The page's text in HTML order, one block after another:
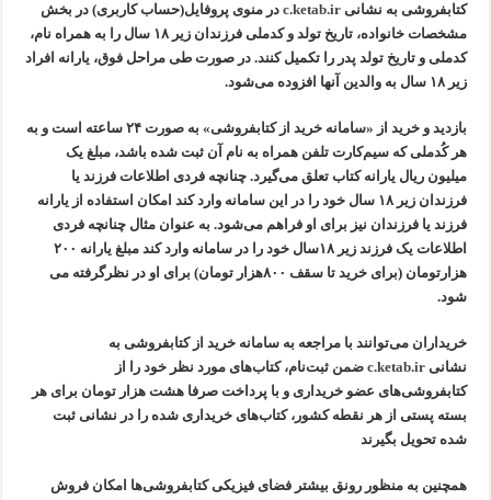
کتابفروشی به نشانیc.ketab.ir در منوی پروفایل(حساب کاربری) در بخش
مشخصات خانواده، تاریخ تولد و کدملی فرزندان زیر ۱۸ سال را به همراه نام،
کدملی و تاریخ تولد پدر را تکمیل کنند. در صورت طی مراحل فوق، یارانه افراد
زیر ۱۸ سال به والدین آنها افزوده می‌شود.
بازدید و خرید از «سامانه خرید از کتابفروشی» به صورت ۲۴ ساعته است و به
هر کُدملی که سیم‌کارت تلفن همراه به نام آن ثبت شده باشد، مبلغ یک
‌میلیون ریال یارانه کتاب تعلق می‌گیرد. چنانچه فردی اطلاعات فرزند یا
فرزندان زیر ۱۸ سال خود را در این سامانه وارد کند امکان استفاده از یارانه
فرزند یا فرزندان نیز برای او فراهم می‌شود. به عنوان مثال چنانچه فردی
اطلاعات یک فرزند زیر ۱۸سال خود را در سامانه وارد کند مبلغ یارانه ۲۰۰
هزارتومان (برای خرید تا سقف ۸۰۰هزار تومان) برای او در نظرگرفته می
شود.
خریداران می‌توانند با مراجعه به سامانه خرید از کتابفروشی به
نشانیc.ketab.ir ضمن ثبت‌نام، کتاب‌های مورد نظر خود را از
کتابفروشی‌های عضو خریداری و با پرداخت صرفا هشت هزار تومان برای هر
بسته پستی از هر نقطه کشور، کتاب‌های خریداری شده را در نشانی ثبت
شده تحویل بگیرند
همچنین به منظور رونق بیشتر فضای فیزیکی کتابفروشی‌ها امکان فروش